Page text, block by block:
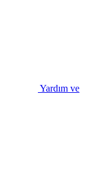
Yardım ve